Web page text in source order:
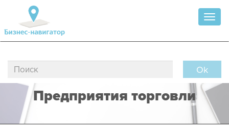
Ok
Предприятия торговли